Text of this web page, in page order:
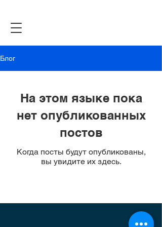
Блог
На этом языке пока
нет опубликованных
постов
Когда посты будут опубликованы,
вы увидите их здесь.